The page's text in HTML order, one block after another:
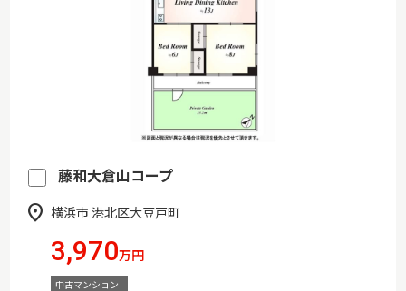
藤和大倉山コープ
横浜市 港北区大豆戸町
3,970万円
中古マンション